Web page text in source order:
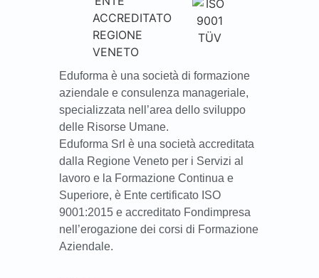
Eduforma è una società di formazione
aziendale e consulenza manageriale,
specializzata nell’area dello sviluppo
delle Risorse Umane.
Eduforma Srl è una società accreditata
dalla Regione Veneto per i Servizi al
lavoro e la Formazione Continua e
Superiore, è Ente certificato ISO
9001:2015 e accreditato Fondimpresa
nell’erogazione dei corsi di Formazione
Aziendale.